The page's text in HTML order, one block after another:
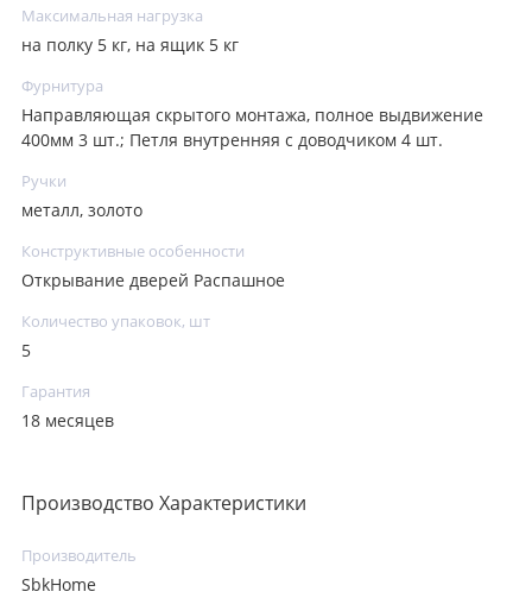
Максимальная нагрузка
на полку 5 кг, на ящик 5 кг
Фурнитура
Направляющая скрытого монтажа, полное выдвижение
400мм 3 шт.; Петля внутренняя с доводчиком 4 шт.
Ручки
металл, золото
Конструктивные особенности
Открывание дверей Распашное
Количество упаковок, шт
5
Гарантия
18 месяцев
Производство Характеристики
Производитель
SbkHome